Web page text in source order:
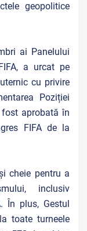
geopolitice
ai Panelului
a urcat pe
cu privire
Poziției
fost aprobată în
FIFA de la
cheie pentru a
inclusiv
În plus, Gestul
toate turneele